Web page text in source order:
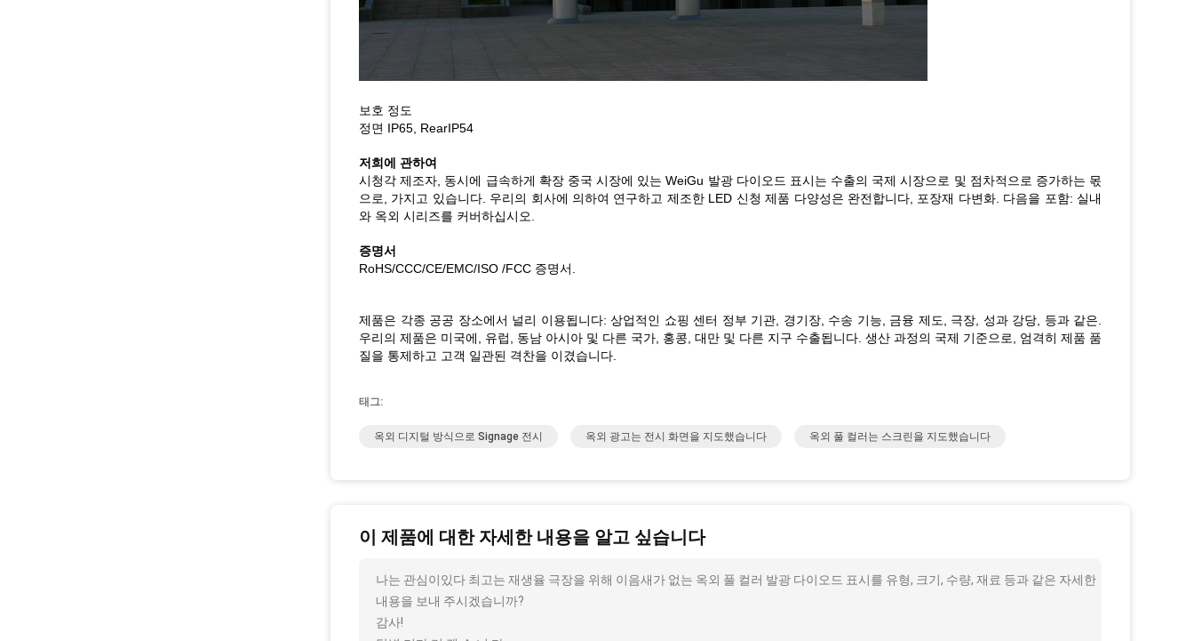
보호 정도
정면 IP65, RearIP54
저희에 관하여
시청각 제조자, 동시에 급속하게 확장 중국 시장에 있는 WeiGu 발광 다이오드 표시는 수출의 국제 시장으로 및 점차적으로 증가하는 몫
으로, 가지고 있습니다. 우리의 회사에 의하여 연구하고 제조한 LED 신청 제품 다양성은 완전합니다, 포장재 다변화. 다음을 포함: 실내
와 옥외 시리즈를 커버하십시오.
증명서
RoHS/CCC/CE/EMC/ISO /FCC 증명서.
제품은 각종 공공 장소에서 널리 이용됩니다: 상업적인 쇼핑 센터 정부 기관, 경기장, 수송 기능, 금융 제도, 극장, 성과 강당, 등과 같은.
우리의 제품은 미국에, 유럽, 동남 아시아 및 다른 국가, 홍콩, 대만 및 다른 지구 수출됩니다. 생산 과정의 국제 기준으로, 엄격히 제품 품
질을 통제하고 고객 일관된 격찬을 이겼습니다.
태그:
옥외 디지털 방식으로 Signage 전시 옥외 광고는 전시 화면을 지도했습니다 옥외 풀 컬러는 스크린을 지도했습니다
이 제품에 대한 자세한 내용을 알고 싶습니다
나는 관심이있다 최고는 재생율 극장을 위해 이음새가 없는 옥외 풀 컬러 발광 다이오드 표시를 유형, 크기, 수량, 재료 등과 같은 자세한
내용을 보내 주시겠습니까?
감사!